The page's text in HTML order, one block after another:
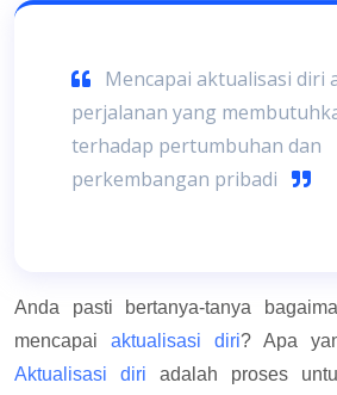
Mencapai aktualisasi diri
perjalanan yang
terhadap pertumbuhan dan
perkembangan pribadi
Anda pasti bertanya-tanya
mencapai aktualisasi diri? Apa
Aktualisasi diri adalah proses